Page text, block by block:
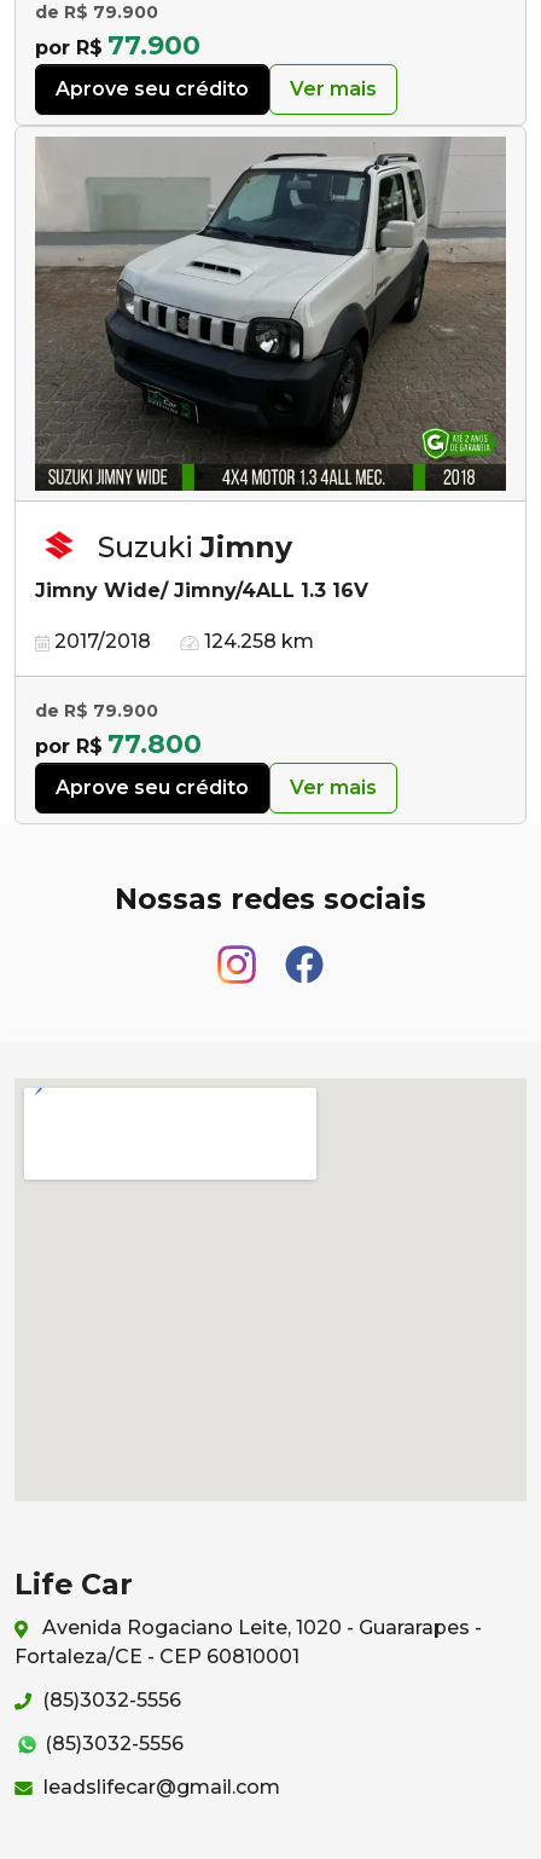
de R$ 79.900
por R$ 77.900
Aprove seu crédito Ver mais
SuzukiJimny
Jimny Wide/ Jimny/4ALL 1.3 16V
2017/2018 124.258 km
de R$ 79.900
por R$ 77.800
Aprove seu crédito Ver mais
Nossas redes sociais
Life Car
Avenida Rogaciano Leite, 1020 - Guararapes -
Fortaleza/CE - CEP 60810001
(85)3032-5556
(85)3032-5556
leadslifecar@gmail.com